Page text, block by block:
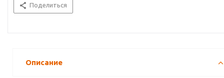
Поделиться
Описание